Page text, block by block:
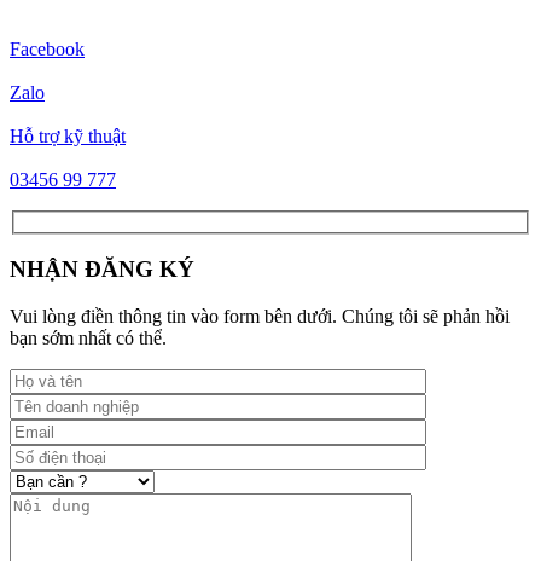
Facebook
Zalo
Hỗ trợ kỹ thuật
03456 99 777
NHẬN ĐĂNG KÝ
Vui lòng điền thông tin vào form bên dưới. Chúng tôi sẽ phản hồi
bạn sớm nhất có thể.